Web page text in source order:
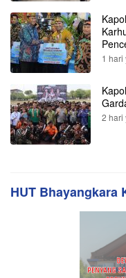
1 hari
2 hari
HUT Bhayangkara